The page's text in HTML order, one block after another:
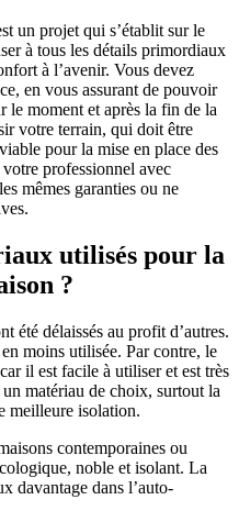
un projet qui s’établit sur le
à tous les détails primordiaux
à l’avenir. Vous devez
en vous assurant de pouvoir
le moment et après la fin de la
votre terrain, qui doit être
pour la mise en place des
professionnel avec
mêmes garanties ou ne
utilisés pour la
?
été délaissés au profit d’autres.
moins utilisée. Par contre, le
il est facile à utiliser et est très
matériau de choix, surtout la
meilleure isolation.
contemporaines ou
noble et isolant. La
davantage dans l’auto-